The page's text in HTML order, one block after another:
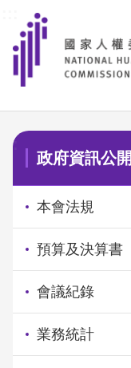
前往主要內容區塊
:::
政府資訊公開
本會法規
預算及決算書
會議紀錄
業務統計